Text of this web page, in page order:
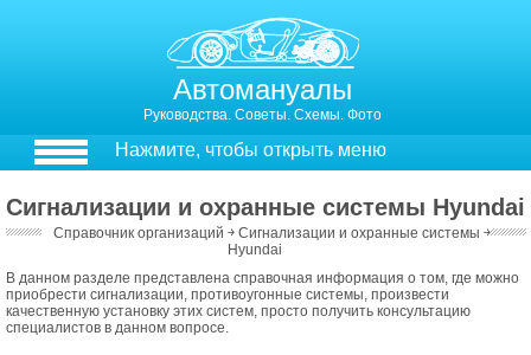
Автомануалы
Руководства. Советы. Схемы. Фото
Нажмите, чтобы открыть меню
Сигнализации и охранные системы Hyundai
Справочник организаций￫ Сигнализации и охранные системы￫
Hyundai
В данном разделе представлена справочная информация о том, где можно
приобрести сигнализации, противоугонные системы, произвести
качественную установку этих систем, просто получить консультацию
специалистов в данном вопросе.